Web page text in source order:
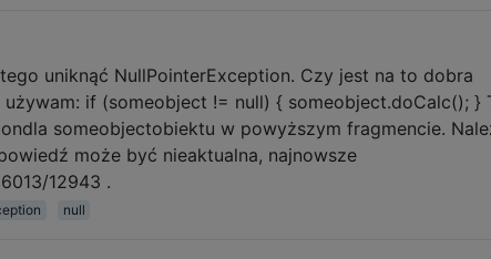
uniknąć NullPointerException. Czy jest na to dobra
if (someobject != null) { someobject.doCalc(); }
someobjectobiektu w powyższym fragmencie.
może być nieaktualna, najnowsze
12943 .
null